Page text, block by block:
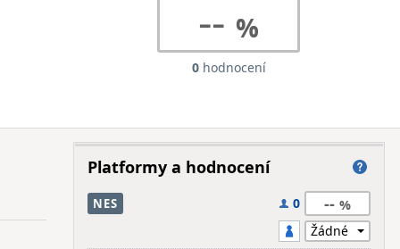
--
0hodnocení
Platformy a hodnocení
NES 0 --